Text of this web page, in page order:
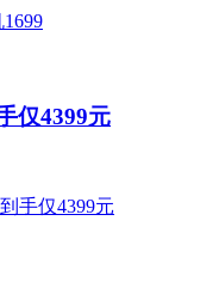
仅4399元